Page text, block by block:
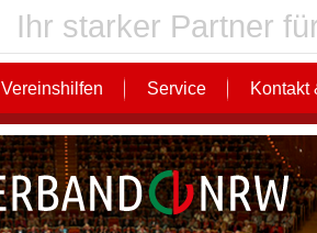
Ihr starker Partner
Vereinshilfen Service Kontakt